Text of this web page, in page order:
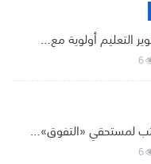
التعليم أولوية مع…
6
لمستحقي «التفوق»…
6